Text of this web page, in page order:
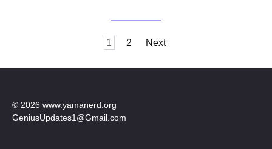
1 2 Next
© 2026 www.yamanerd.org
GeniusUpdates1@Gmail.com